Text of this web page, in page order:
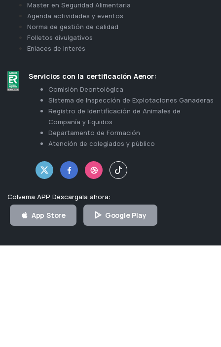
Master en Seguridad Alimentaria
Agenda actividades y eventos
Norma de gestión de calidad
Folletos divulgativos
Enlaces de interés
Servicios con la certificación Aenor:
Comisión Deontológica
Sistema de Inspección de Explotaciones Ganaderas
Registro de Identificación de Animales de
Companía y Équidos
Departamento de Formación
Atención de colegiados y público
Colvema APP Descargala ahora:
App Store Google Play